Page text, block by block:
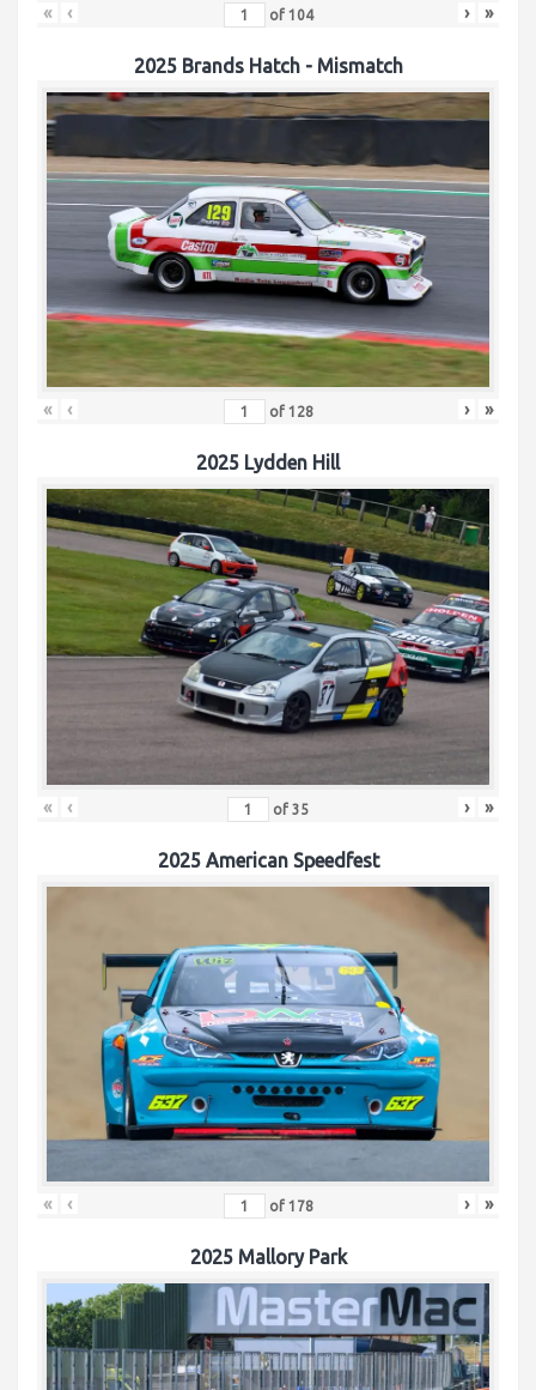
« ‹ of 104 › »
2025 Brands Hatch - Mismatch
« ‹ of 128 › »
2025 Lydden Hill
« ‹ of 35 › »
2025 American Speedfest
« ‹ of 178 › »
2025 Mallory Park